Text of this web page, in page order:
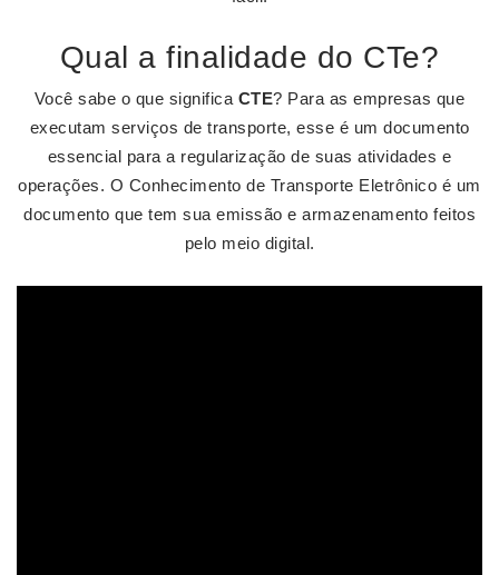
Qual a finalidade do CTe?
Você sabe o que significa CTE? Para as empresas que
executam serviços de transporte, esse é um documento
essencial para a regularização de suas atividades e
operações. O Conhecimento de Transporte Eletrônico é um
documento que tem sua emissão e armazenamento feitos
pelo meio digital.